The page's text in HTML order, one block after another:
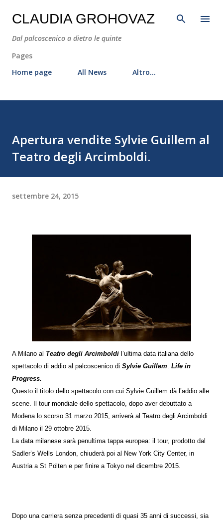
Passa ai contenuti principali
CLAUDIA GROHOVAZ
Dal palcoscenico a dietro le quinte
Pages
Home page
All News Altro…
Apertura vendite Sylvie Guillem al
Teatro degli Arcimboldi.
settembre 24, 2015
A Milano al Teatro degli Arcimboldi l’ultima data italiana dello
spettacolo di addio al palcoscenico di Sylvie Guillem
Life in
Progress.
Questo il titolo dello spettacolo con cui Sylvie Guillem dà l’addio alle
scene. Il tour mondiale dello spettacolo, dopo aver debuttato a
Modena lo scorso 31 marzo 2015, arriverà al Teatro degli Arcimboldi
di Milano il 29 ottobre 2015.
La data milanese sarà penultima tappa europea: il tour, prodotto dal
Sadler’s Wells London, chiuderà poi al New York City Center, in
Austria a St Pölten e per finire a Tokyo nel dicembre 2015.
Dopo una carriera senza precedenti di quasi 35 anni di successi, sia